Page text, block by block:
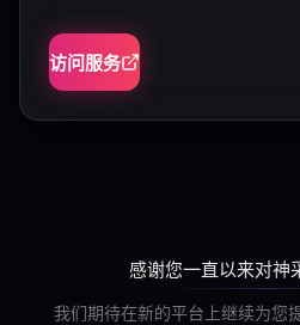
访问服务
感谢您一直以来对神
我们期待在新的平台上继续为您